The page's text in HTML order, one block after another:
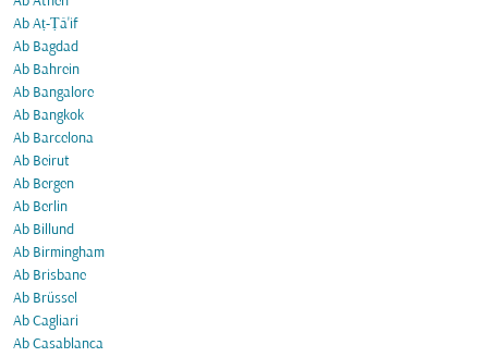
Ab Aṭ-Ṭā'if
Ab Bagdad
Ab Bahrein
Ab Bangalore
Ab Bangkok
Ab Barcelona
Ab Beirut
Ab Bergen
Ab Berlin
Ab Billund
Ab Birmingham
Ab Brisbane
Ab Brüssel
Ab Cagliari
Ab Casablanca